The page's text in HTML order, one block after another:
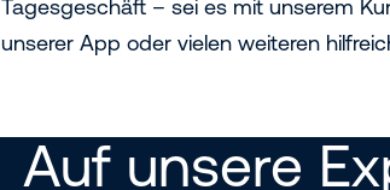
Tagesgeschäft – sei es mit unserem
unserer App oder vielen weiteren
Auf unsere